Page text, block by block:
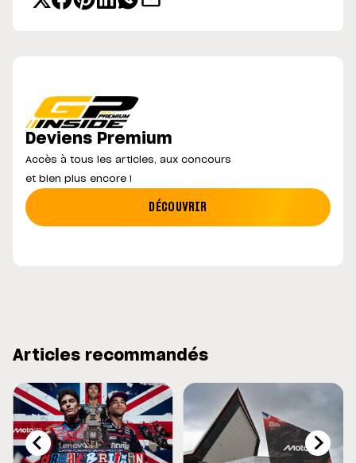
Deviens Premium
Accès à tous les articles, aux concours
et bien plus encore !
DÉCOUVRIR
Articles recommandés